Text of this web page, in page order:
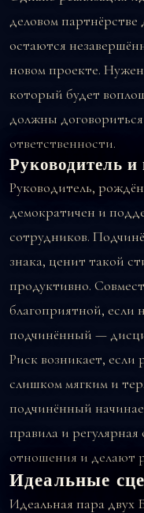
деловом партнёрстве
остаются
новом проекте.
который будет
должны
ответственности.
Руководитель
Руководитель,
демократичен и
сотрудников.
знака, ценит такой
продуктивно.
благоприятной, если
подчинённый —
Риск возникает, если
слишком мягким и
подчинённый
правила и
отношения и делают
Идеальные
Идеальная пара двух